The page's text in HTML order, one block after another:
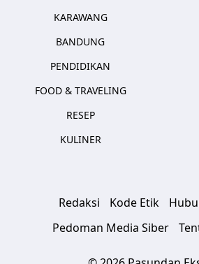
KARAWANG
BANDUNG
PENDIDIKAN
FOOD & TRAVELING
RESEP
KULINER
Redaksi Kode Etik
Pedoman Media Siber